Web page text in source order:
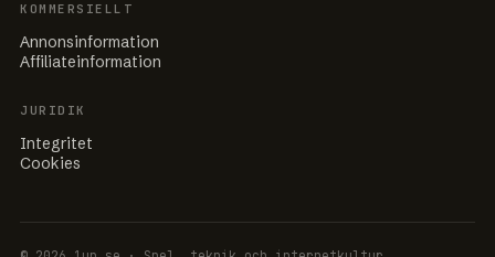
KOMMERSIELLT
Annonsinformation
Affiliateinformation
JURIDIK
Integritet
Cookies